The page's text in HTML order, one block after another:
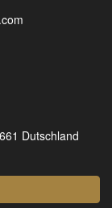
Dutschland